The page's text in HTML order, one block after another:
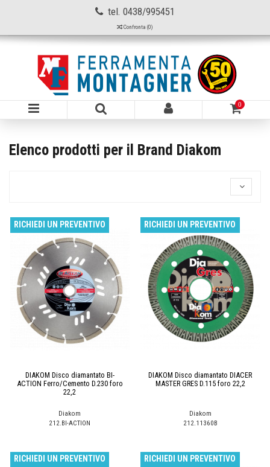
tel. 0438/995451
Confronta (0)
0
Elenco prodotti per il Brand Diakom
RICHIEDI UN PREVENTIVO
DIAKOM Disco diamantato BI-
ACTION Ferro/Cemento D.230 foro
22,2
Diakom
212.BI-ACTION
RICHIEDI UN PREVENTIVO
DIAKOM Disco diamantato DIACER
MASTER GRES D.115 foro 22,2
Diakom
212.11360B
RICHIEDI UN PREVENTIVO RICHIEDI UN PREVENTIVO